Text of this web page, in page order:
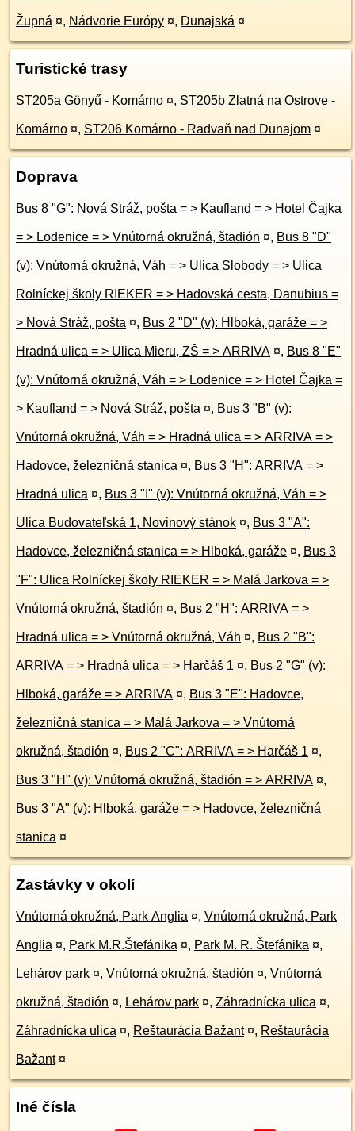
Župná ¤, Nádvorie Európy ¤, Dunajská ¤
Turistické trasy
ST205a Gönyű - Komárno ¤, ST205b Zlatná na Ostrove -
Komárno ¤, ST206 Komárno - Radvaň nad Dunajom ¤
Doprava
Bus 8 "G": Nová Stráž, pošta = > Kaufland = > Hotel Čajka
= > Lodenice = > Vnútorná okružná, štadión ¤, Bus 8 "D"
(v): Vnútorná okružná, Váh = > Ulica Slobody = > Ulica
Rolníckej školy RIEKER = > Hadovská cesta, Danubius =
> Nová Stráž, pošta ¤, Bus 2 "D" (v): Hlboká, garáže = >
Hradná ulica = > Ulica Mieru, ZŠ = > ARRIVA ¤, Bus 8 "E"
(v): Vnútorná okružná, Váh = > Lodenice = > Hotel Čajka =
> Kaufland = > Nová Stráž, pošta ¤, Bus 3 "B" (v):
Vnútorná okružná, Váh = > Hradná ulica = > ARRIVA = >
Hadovce, železničná stanica ¤, Bus 3 "H": ARRIVA = >
Hradná ulica ¤, Bus 3 "I" (v): Vnútorná okružná, Váh = >
Ulica Budovateľská 1, Novinový stánok ¤, Bus 3 "A":
Hadovce, železničná stanica = > Hlboká, garáže ¤, Bus 3
"F": Ulica Rolníckej školy RIEKER = > Malá Jarkova = >
Vnútorná okružná, štadión ¤, Bus 2 "H": ARRIVA = >
Hradná ulica = > Vnútorná okružná, Váh ¤, Bus 2 "B":
ARRIVA = > Hradná ulica = > Harčáš 1 ¤, Bus 2 "G" (v):
Hlboká, garáže = > ARRIVA ¤, Bus 3 "E": Hadovce,
železničná stanica = > Malá Jarkova = > Vnútorná
okružná, štadión ¤, Bus 2 "C": ARRIVA = > Harčáš 1 ¤,
Bus 3 "H" (v): Vnútorná okružná, štadión = > ARRIVA ¤,
Bus 3 "A" (v): Hlboká, garáže = > Hadovce, železničná
stanica ¤
Zastávky v okolí
Vnútorná okružná, Park Anglia ¤, Vnútorná okružná, Park
Anglia ¤, Park M.R.Štefánika ¤, Park M. R. Štefánika ¤,
Lehárov park ¤, Vnútorná okružná, štadión ¤, Vnútorná
okružná, štadión ¤, Lehárov park ¤, Záhradnícka ulica ¤,
Záhradnícka ulica ¤, Reštaurácia Bažant ¤, Reštaurácia
Bažant ¤
Iné čísla